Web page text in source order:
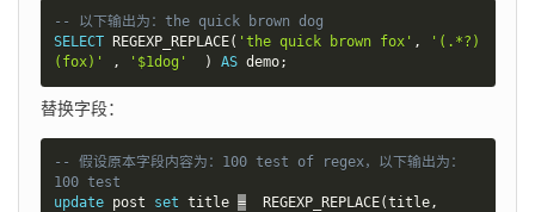
-- 以下输出为：the quick brown dog
SELECT REGEXP_REPLACE( 'the quick brown fox' ,
'(.*?)
(fox)'
, '$1dog' ) AS demo;
替换字段：
-- 假设原本字段内容为：100 test of regex，以下输出为：
100 test
update post set title =
  REGEXP_REPLACE
(title ,